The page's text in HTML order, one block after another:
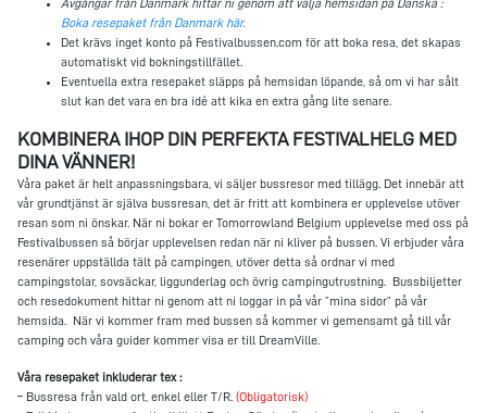
Avgångar från Danmark hittar ni genom att välja hemsidan på Danska :
Boka resepaket från Danmark här.
Det krävs inget konto på Festivalbussen.com för att boka resa, det skapas
automatiskt vid bokningstillfället.
Eventuella extra resepaket släpps på hemsidan löpande, så om vi har sålt
slut kan det vara en bra idé att kika en extra gång lite senare.
KOMBINERA IHOP DIN PERFEKTA FESTIVALHELG MED
DINA VÄNNER!
Våra paket är helt anpassningsbara, vi säljer bussresor med tillägg. Det innebär att
vår grundtjänst är själva bussresan, det är fritt att kombinera er upplevelse utöver
resan som ni önskar. När ni bokar er Tomorrowland Belgium upplevelse med oss på
Festivalbussen så börjar upplevelsen redan när ni kliver på bussen. Vi erbjuder våra
resenärer uppställda tält på campingen, utöver detta så ordnar vi med
campingstolar, sovsäckar, liggunderlag och övrig campingutrustning. Bussbiljetter
och resedokument hittar ni genom att ni loggar in på vår ”mina sidor” på vår
hemsida. När vi kommer fram med bussen så kommer vi gemensamt gå till vår
camping och våra guider kommer visa er till DreamVille.
Våra resepaket inkluderar tex :
– Bussresa från vald ort, enkel eller T/R. (Obligatorisk)